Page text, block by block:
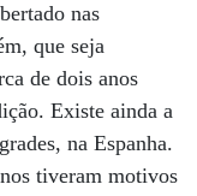
nas
que seja
de dois anos
Existe ainda a
na Espanha.
tiveram motivos